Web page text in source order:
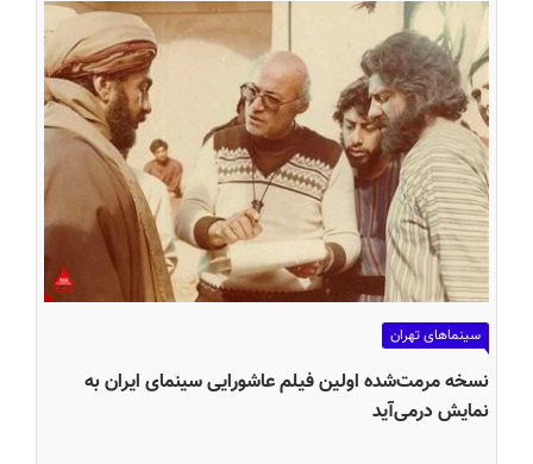
سینماهای تهران
نسخه مرمت‌شده اولین فیلم عاشورایی سینمای ایران به
نمایش درمی‌آید